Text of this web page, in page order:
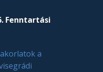
Fenntartási
a